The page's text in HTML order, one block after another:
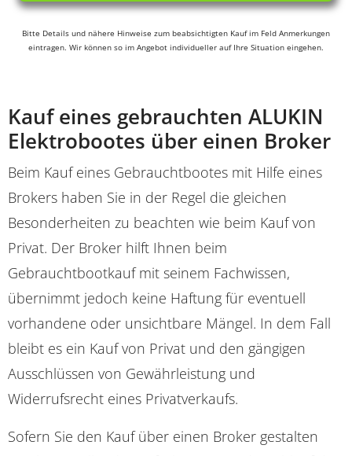
Bitte Details und nähere Hinweise zum beabsichtigten Kauf im Feld Anmerkungen
eintragen. Wir können so im Angebot individueller auf Ihre Situation eingehen.
Kauf eines gebrauchten ALUKIN
Elektrobootes über einen Broker
Beim Kauf eines Gebrauchtbootes mit Hilfe eines
Brokers haben Sie in der Regel die gleichen
Besonderheiten zu beachten wie beim Kauf von
Privat. Der Broker hilft Ihnen beim
Gebrauchtbootkauf mit seinem Fachwissen,
übernimmt jedoch keine Haftung für eventuell
vorhandene oder unsichtbare Mängel. In dem Fall
bleibt es ein Kauf von Privat und den gängigen
Ausschlüssen von Gewährleistung und
Widerrufsrecht eines Privatverkaufs.
Sofern Sie den Kauf über einen Broker gestalten